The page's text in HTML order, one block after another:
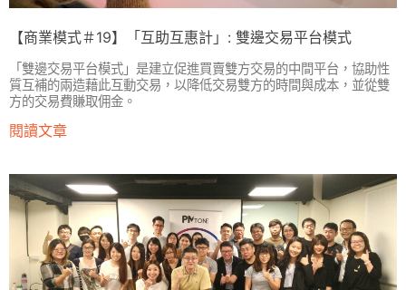
【商業模式＃19】「互助互惠計」: 雙邊交易平台模式
「雙邊交易平台模式」是建立促進買賣雙方交易的中間平台，協助性
質互補的兩造藉此互動交易，以降低交易雙方的時間與成本，並從雙
方的交易費賺取佣金。
閱讀文章